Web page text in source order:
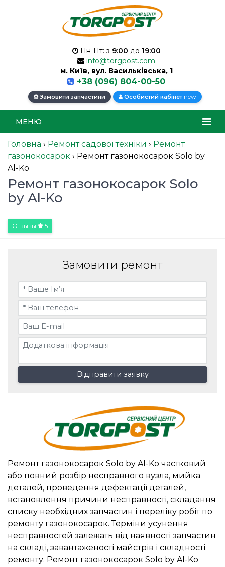
Пн-Пт: з 9:00 до 19:00
info@torgpost.com
м. Київ, вул. Васильківська, 1
+38 (096) 804-00-50
Замовити запчастини Особистий кабінет new
МЕНЮ
Головна › Ремонт садової техніки › Ремонт
газонокосарок › Ремонт газонокосарок Solo by
Al-Ko
Ремонт газонокосарок Solo
by Al-Ko
Отзывы 5
Ремонт газонокосарок Solo by Al-Ko частковий
або повний розбір несправного вузла, мийка
деталей, проведення дефектації деталей,
встановлення причини несправності, складання
списку необхідних запчастин і переліку робіт по
ремонту газонокосарок. Терміни усунення
несправностей залежать від наявності запчастин
на складі, завантаженості майстрів і складності
ремонту. Ремонт газонокосарок Solo by Al-Ko
Замовити ремонт
Відправити заявку